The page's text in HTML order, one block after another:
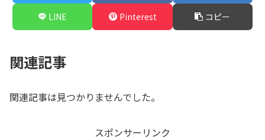
LINE Pinterest コピー
関連記事
関連記事は見つかりませんでした。
スポンサーリンク